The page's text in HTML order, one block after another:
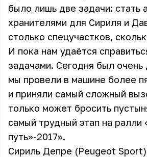
было лишь две задачи: стать
хранителями для Сириля и
столько спецучастков,
И пока нам удаётся
задачами. Сегодня был очень
мы провели в машине более
и приняли самый сложный
только может бросить
самый трудный этап на
путь»-2017».
Сириль Депре (Peugeot